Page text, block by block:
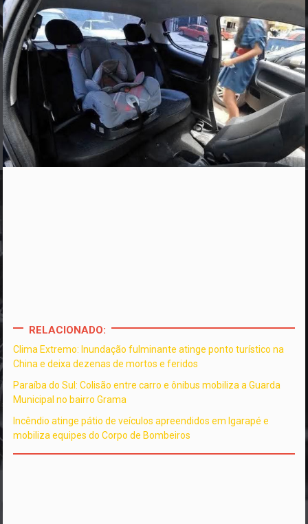
RELACIONADO:
Clima Extremo: Inundação fulminante atinge ponto turístico na
China e deixa dezenas de mortos e feridos
Paraíba do Sul: Colisão entre carro e ônibus mobiliza a Guarda
Municipal no bairro Grama
Incêndio atinge pátio de veículos apreendidos em Igarapé e
mobiliza equipes do Corpo de Bombeiros